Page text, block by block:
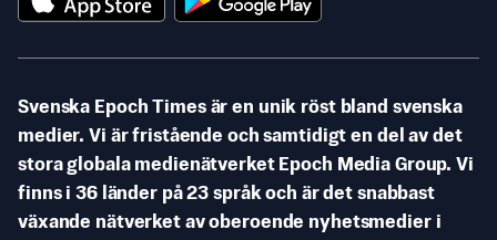
Svenska Epoch Times är en unik röst bland svenska
medier. Vi är fristående och samtidigt en del av det
stora globala medienätverket Epoch Media Group. Vi
finns i 36 länder på 23 språk och är det snabbast
växande nätverket av oberoende nyhetsmedier i